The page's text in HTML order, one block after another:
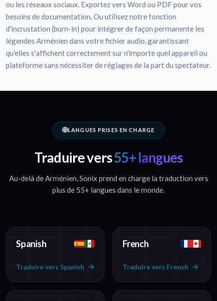
ou les réseaux sociaux. Exportez vers Word ou PDF pour vos
besoins de documentation. Ou utilisez notre fonction
d'incrustation (burn-in) pour intégrer de façon permanente les
légendes Arménien dans votre fichier audio, garantissant
qu'elles s'affichent correctement sur n'importe quel appareil ou
plateforme sans nécessiter de réglages de la part du spectateur.
LANGUES PRISES EN CHARGE
Traduire vers55+ langues
Au-delà de Arménien, Sonix prend en charge la traduction vers
plus de 55+ langues dans le monde.
Spanish
Traduire vers Spanish
French
Traduire vers French